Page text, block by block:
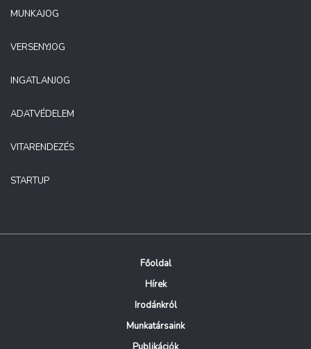
MUNKAJOG
VERSENYJOG
INGATLANJOG
ADATVÉDELEM
VITARENDEZÉS
STARTUP
Főoldal
Hírek
Irodánkról
Munkatársaink